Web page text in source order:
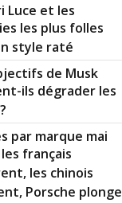
Luce et les
les plus folles
style raté
de Musk
ils dégrader les
par marque mai
les français
les chinois
Porsche plonge